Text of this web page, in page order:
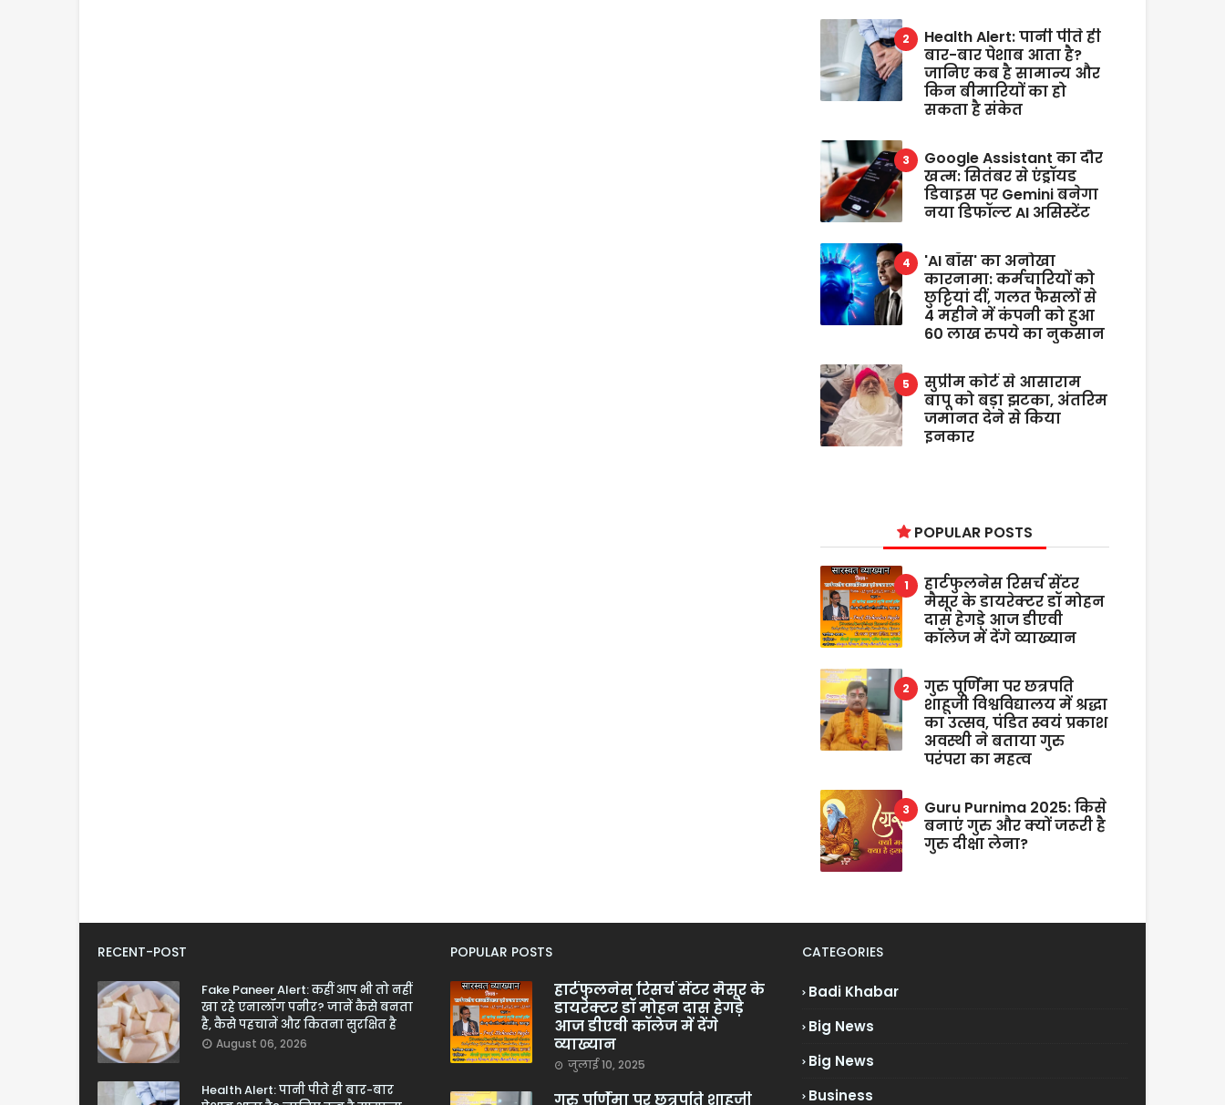
Health Alert: पानी पीते ही
बार-बार पेशाब आता है?
जानिए कब है सामान्य और
किन बीमारियों का हो
सकता है संकेत
Google Assistant का दौर
खत्म: सितंबर से एंड्रॉयड
डिवाइस पर Gemini बनेगा
नया डिफॉल्ट AI असिस्टेंट
'AI बॉस' का अनोखा
कारनामा: कर्मचारियों को
छुट्टियां दीं, गलत फैसलों से
4 महीने में कंपनी को हुआ
60 लाख रुपये का नुकसान
सुप्रीम कोर्ट से आसाराम
बापू को बड़ा झटका, अंतरिम
जमानत देने से किया
इनकार
POPULAR POSTS
हार्टफुलनेस रिसर्च सेंटर
मैसूर के डायरेक्टर डॉ मोहन
दास हेगड़े आज डीएवी
कॉलेज में देंगे व्याख्यान
गुरु पूर्णिमा पर छत्रपति
शाहूजी विश्वविद्यालय में श्रद्धा
का उत्सव, पंडित स्वयं प्रकाश
अवस्थी ने बताया गुरु
परंपरा का महत्व
Guru Purnima 2025: किसे
बनाएं गुरु और क्यों जरूरी है
गुरु दीक्षा लेना?
RECENT-POST
Fake Paneer Alert: कहीं आप भी तो नहीं
खा रहे एनालॉग पनीर? जानें कैसे बनता
है, कैसे पहचानें और कितना सुरक्षित है
August 06, 2026
Health Alert: पानी पीते ही बार-बार
POPULAR POSTS
हार्टफुलनेस रिसर्च सेंटर मैसूर के
डायरेक्टर डॉ मोहन दास हेगड़े
आज डीएवी कॉलेज में देंगे
व्याख्यान
जुलाई 10, 2025
गुरु पूर्णिमा पर छत्रपति शाहूजी
CATEGORIES
Badi Khabar
Big News
Big News
Business